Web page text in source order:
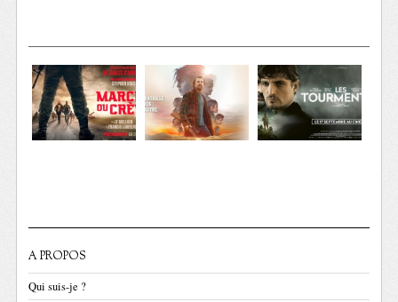
A PROPOS
Qui suis-je ?